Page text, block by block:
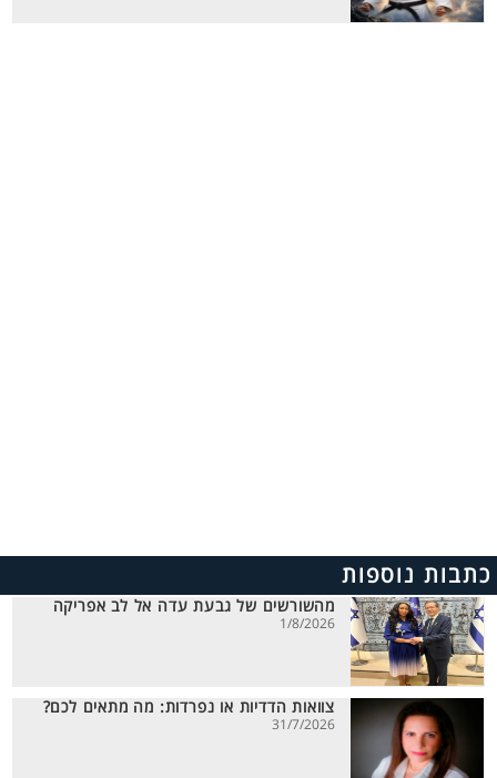
כתבות נוספות
מהשורשים של גבעת עדה אל לב אפריקה
1/8/2026
צוואות הדדיות או נפרדות: מה מתאים לכם?
31/7/2026